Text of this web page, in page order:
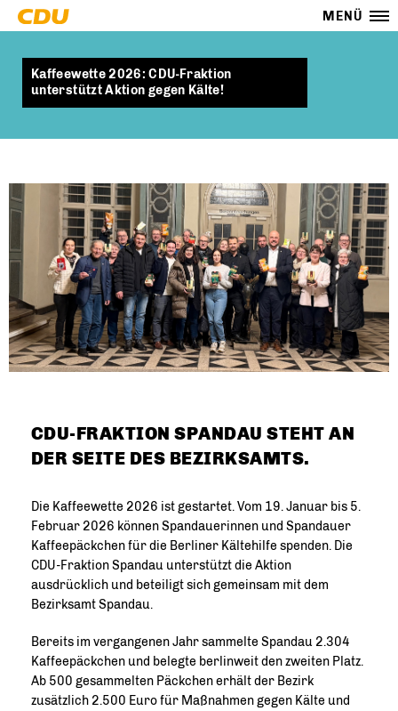
MENÜ
Kaffeewette 2026: CDU-Fraktion
unterstützt Aktion gegen Kälte!
CDU-FRAKTION SPANDAU STEHT AN
DER SEITE DES BEZIRKSAMTS.
Die Kaffeewette 2026 ist gestartet. Vom 19. Januar bis 5.
Februar 2026 können Spandauerinnen und Spandauer
Kaffeepäckchen für die Berliner Kältehilfe spenden. Die
CDU-Fraktion Spandau unterstützt die Aktion
ausdrücklich und beteiligt sich gemeinsam mit dem
Bezirksamt Spandau.
Bereits im vergangenen Jahr sammelte Spandau 2.304
Kaffeepäckchen und belegte berlinweit den zweiten Platz.
Ab 500 gesammelten Päckchen erhält der Bezirk
zusätzlich 2.500 Euro für Maßnahmen gegen Kälte und